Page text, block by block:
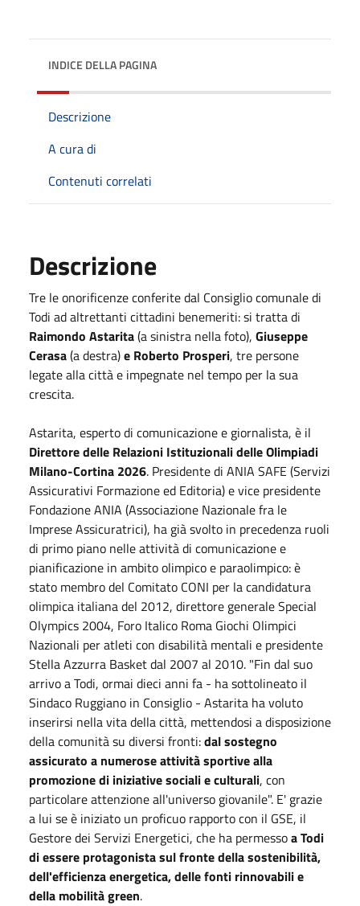
INDICE DELLA PAGINA
Descrizione
A cura di
Contenuti correlati
Descrizione
Tre le onorificenze conferite dal Consiglio comunale di
Todi ad altrettanti cittadini benemeriti: si tratta di
Raimondo Astarita(a sinistra nella foto), Giuseppe
Cerasa(a destra)e Roberto Prosperi, tre persone
legate alla città e impegnate nel tempo per la sua
crescita.
Astarita, esperto di comunicazione e giornalista, è il
Direttore delle Relazioni Istituzionali delle Olimpiadi
Milano-Cortina 2026. Presidente di ANIA SAFE (Servizi
Assicurativi Formazione ed Editoria) e vice presidente
Fondazione ANIA (Associazione Nazionale fra le
Imprese Assicuratrici), ha già svolto in precedenza ruoli
di primo piano nelle attività di comunicazione e
pianificazione in ambito olimpico e paraolimpico: è
stato membro del Comitato CONI per la candidatura
olimpica italiana del 2012, direttore generale Special
Olympics 2004, Foro Italico Roma Giochi Olimpici
Nazionali per atleti con disabilità mentali e presidente
Stella Azzurra Basket dal 2007 al 2010. "Fin dal suo
arrivo a Todi, ormai dieci anni fa - ha sottolineato il
Sindaco Ruggiano in Consiglio - Astarita ha voluto
inserirsi nella vita della città, mettendosi a disposizione
della comunità su diversi fronti:dal sostegno
assicurato a numerose attività sportive alla
promozione di iniziative sociali e culturali, con
particolare attenzione all'universo giovanile". E' grazie
a lui se è iniziato un proficuo rapporto con il GSE, il
Gestore dei Servizi Energetici, che ha permessoa Todi
di essere protagonista sul fronte della sostenibilità,
dell'efficienza energetica, delle fonti rinnovabili e
della mobilità green.